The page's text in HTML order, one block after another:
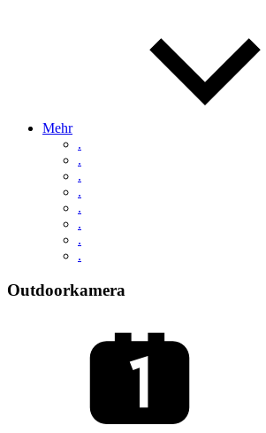
Mehr
.
.
.
.
.
.
.
.
Outdoorkamera